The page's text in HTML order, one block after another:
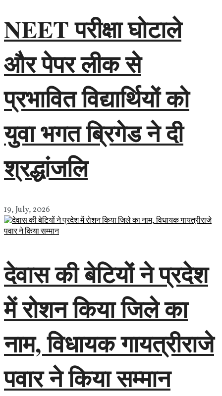
NEET परीक्षा घोटाले
और पेपर लीक से
प्रभावित विद्यार्थियों को
युवा भगत ब्रिगेड ने दी
श्रद्धांजलि
19, July, 2026
देवास की बेटियों ने प्रदेश
में रोशन किया जिले का
नाम, विधायक गायत्रीराजे
पवार ने किया सम्मान